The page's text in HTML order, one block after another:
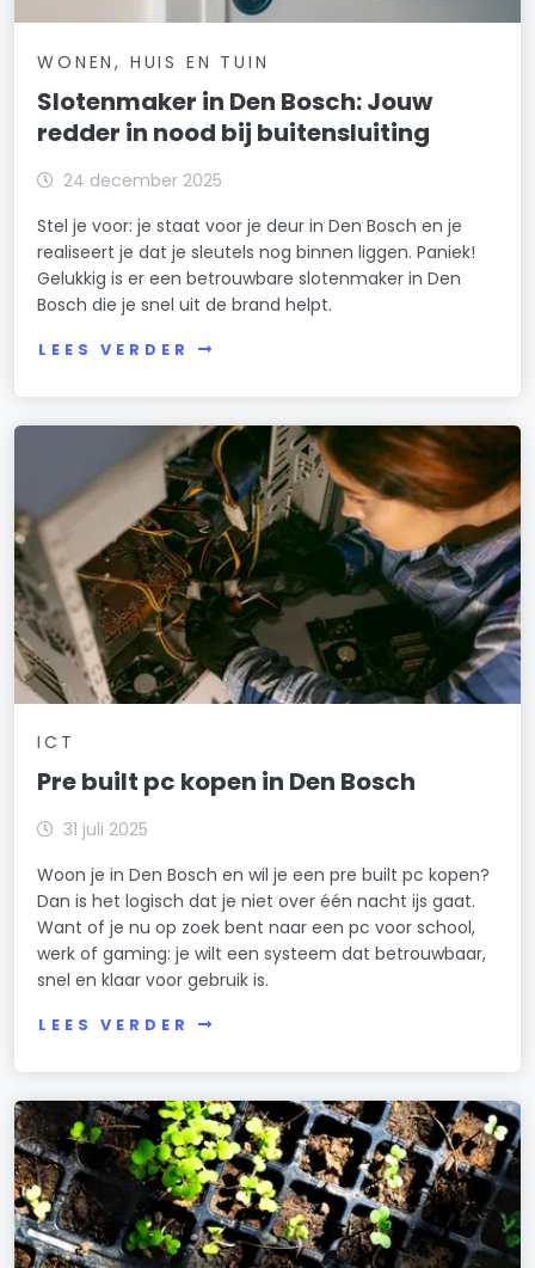
WONEN, HUIS EN TUIN
Slotenmaker in Den Bosch: Jouw
redder in nood bij buitensluiting
24 december 2025
Stel je voor: je staat voor je deur in Den Bosch en je
realiseert je dat je sleutels nog binnen liggen. Paniek!
Gelukkig is er een betrouwbare slotenmaker in Den
Bosch die je snel uit de brand helpt.
LEES VERDER
ICT
Pre built pc kopen in Den Bosch
31 juli 2025
Woon je in Den Bosch en wil je een pre built pc kopen?
Dan is het logisch dat je niet over één nacht ijs gaat.
Want of je nu op zoek bent naar een pc voor school,
werk of gaming: je wilt een systeem dat betrouwbaar,
snel en klaar voor gebruik is.
LEES VERDER